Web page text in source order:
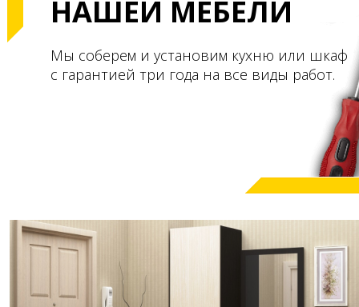
НАШЕЙ МЕБЕЛИ
Мы соберем и установим кухню или шкаф
с гарантией три года на все виды работ.